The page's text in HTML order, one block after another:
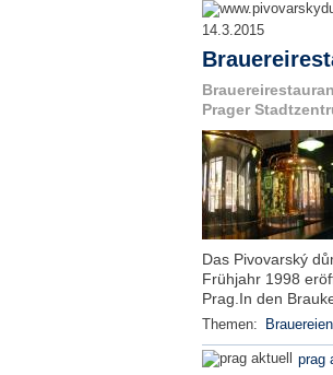
14.3.2015
Prager
Das Pivovarský
Frühjahr 1998
Prag.In den
Themen: Brauereien
prag